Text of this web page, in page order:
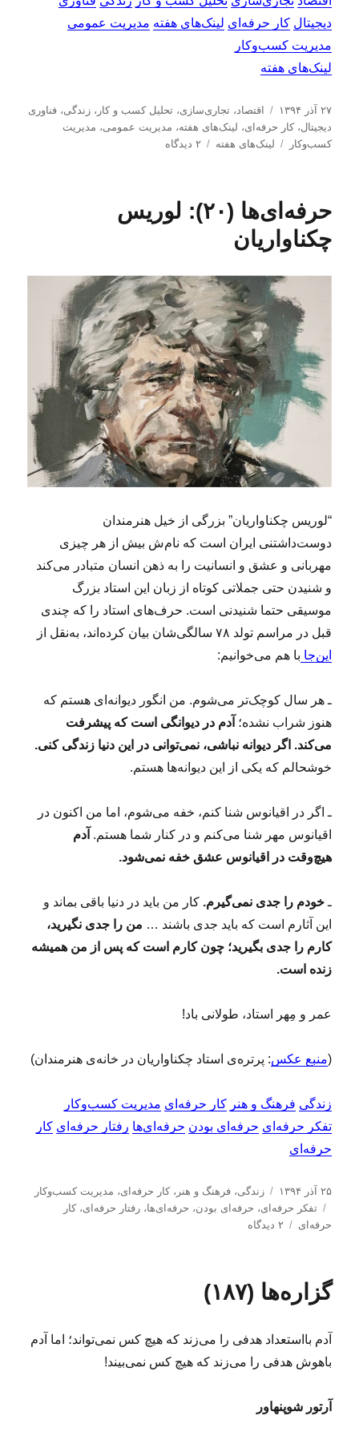
دیجیتال کار حرفه‌ای لینک‌های هفته مدیریت عمومی
مدیریت کسب‌و‌کار
لینک‌های هفته
ا
ر
س
د
د
۲۷ آذر ۱۳۹۴
د
س
ت
اقتصاد،تجاری‌سازی،تحلیل كسب و كار ،زندگی،فناوری
دیجیتال،کار حرفه‌ای، لینک‌های هفته، مدیریت عمومی، مدیریت
كسب‌و‌كار
ب
ب‌
ا
لینک‌های هفته ۲ دیدگاه
ل
ی
ه
ا
ی
ه
ف
ت
ه
(
۲
۶
۸
)
حرفه‌ای‌ها (۲۰): لوریس
چکناواریان
“لوریس چکناواریان” بزرگی از خیل هنرمندان
دوست‌داشتنی ایران است که نام‌ش بیش از هر چیزی
مهربانی و عشق و انسانیت را به ذهن انسان متبادر می‌کند
و شنیدن حتی جملاتی کوتاه از زبان این استاد بزرگ
موسیقی حتما شنیدنی است. حرف‌های استاد را که چندی
قبل در مراسم تولد ۷۸ سالگی‌شان بیان کرده‌اند، به‌نقل از
این‌جا با هم می‌خوانیم:
ـ هر سال کوچک‌تر می‌شوم. من انگور دیوانه‌ای هستم که
هنوز شراب نشده؛ آدم در دیوانگی است که پیشرفت
می‌کند. اگر دیوانه نباشی، نمی‌توانی در این دنیا زندگی کنی.
خوشحالم که یکی از این دیوانه‌ها هستم.
ـ اگر در اقیانوس شنا کنم، خفه می‌شوم، اما من اکنون در
اقیانوس مهر شنا می‌کنم و در کنار شما هستم. آدم
هیچ‌وقت در اقیانوس عشق خفه نمی‌شود.
ـخودم را جدی نمی‌گیرم. کار من باید در دنیا باقی بماند و
این آثارم است که باید جدی باشند … من را جدی نگیرید،
کارم را جدی بگیرید؛ چون کارم است که پس از من همیشه
زنده است.
عمر و مِهر استاد، طولانی باد!
(منبع عکس: پرتره‌ی استاد چکناواریان در خانه‌ی هنرمندان)
زندگی فرهنگ و هنر کار حرفه‌ای مدیریت کسب‌و‌کار
تفکر حرفه‌ای حرفه‌ای بودن حرفه‌ای‌ها رفتار حرفه‌ای کار
حرفه‌ای
ا
س
د
ر
۲۵ آذر ۱۳۹۴
د
س
ت
زندگی،فرهنگ و هنر ،کار حرفه‌ای، مدیریت كسب‌و‌كار
ب
ر
ه
ا
تفکر حرفه‌ای، حرفه‌ای بودن، حرفه‌ای‌ها ،رفتار حرفه‌ای،كار
حرفه‌ای
۲ دیدگاه
ح
ر
ه‌
گزاره‌ها (۱۸۷)
آدم بااستعداد هدفی را می‌زند که هیچ کس نمی‌تواند؛ اما آدم
باهوش هدفی را می‌زند که هیچ کس نمی‌بیند!
آرتور شوپنهاور